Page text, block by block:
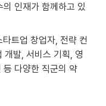
인재가 함께하고 있
트업 창업자, 전략 컨
개발, 서비스 기획, 영
다양한 직군의 약